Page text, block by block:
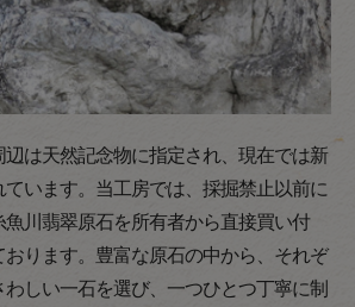
は天然記念物に指定され、現在では新
います。当工房では、採掘禁止以前に
川翡翠原石を所有者から直接買い付
ります。豊富な原石の中から、それぞ
しい一石を選び、一つひとつ丁寧に制